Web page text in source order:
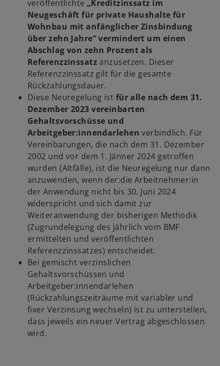
veröffentlichte „Kreditzinssatz im
Neugeschäft für private Haushalte für
Wohnbau mit anfänglicher Zinsbindung
über zehn Jahre“ vermindert um einen
Abschlag von zehn Prozent als
Referenzzinssatzanzusetzen. Dieser
Referenzzinssatz gilt für die gesamte
Rückzahlungsdauer.
Diese Neuregelung ist für alle nach dem 31.
Dezember 2023 vereinbarten
Gehaltsvorschüsse und
Arbeitgeber:innendarlehen verbindlich. Für
Vereinbarungen, die nach dem 31. Dezember
2002 und vor dem 1. Jänner 2024 getroffen
wurden (Altfälle), ist die Neuregelung nur dann
anzuwenden, wenn der:die Arbeitnehmer:in
der Anwendung nicht bis 30. Juni 2024
widerspricht und sich damit zur
Weiteranwendung der bisherigen Methodik
(Zugrundelegung des jährlich vom BMF
ermittelten und veröffentlichten
Referenzzinssatzes) entscheidet.
Bei gemischt verzinslichen
Gehaltsvorschüssen und
Arbeitgeber:innendarlehen
(Rückzahlungszeiträume mit variabler und
fixer Verzinsung wechseln) ist zu unterstellen,
dass jeweils ein neuer Vertrag abgeschlossen
wird.